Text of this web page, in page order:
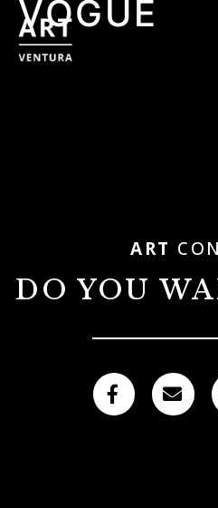
VOGUE
ART
DO YOU